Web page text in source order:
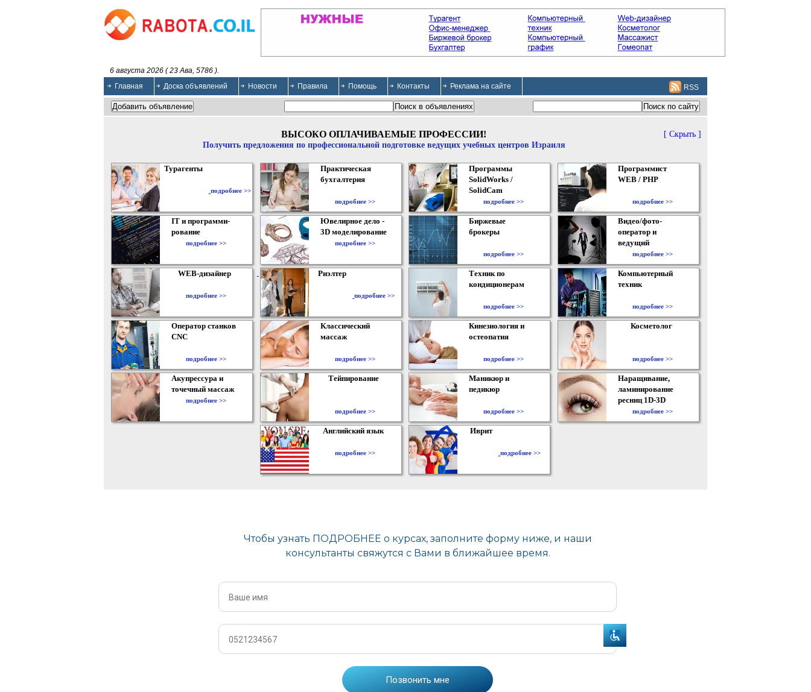
6 августа 2026 ( 23 Ава, 5786 ).
Главная
Доска объявлений Новости Правила Помощь Контакты Реклама на сайте RSS
[ Скрыть ]
ВЫСОКО ОПЛАЧИВАЕМЫЕ ПРОФЕССИИ!
Получить предложения по профессиональной подготовке ведущих учебных центров Израиля
Турагенты
подробнее >>
Практическая
бухгалтерия
подробнее >>
Программы
SolidWorks /
SolidCam
подробнее >>
Программист
WEB / PHP
подробнее >>
IT и программи-
рование
подробнее >>
Ювелирное дело -
3D моделирование
подробнее >>
Биржевые
брокеры
подробнее >>
Видео/фото-
оператор и
ведущий
подробнее >>
WEB-дизайнер
подробнее >>
Риэлтер
подробнее >>
Техник по
кондиционерам
подробнее >>
Компьютерный
техник
подробнее >>
Оператор станков
CNC
подробнее >>
Классический
массаж
подробнее >>
Кинезиология и
остеопатия
подробнее >>
Косметолог
подробнее >>
Акупрессура и
точечный массаж
подробнее >>
Тейпирование
подробнее >>
Маникюр и
педикюр
подробнее >>
Наращивание,
ламинирование
ресниц 1D-3D
подробнее >>
Английский язык
подробнее >>
Иврит
подробнее >>